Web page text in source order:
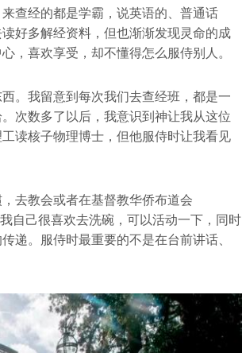
查经的都是学霸，说英语的、普通话
好多解经资料，但也渐渐发现灵命的成
，喜欢享受，却不懂得怎么服侍别人。
。我留意到每次我们去查经班，都是一
次数多了以后，我意识到神让我从这位
读核子物理博士，但他服侍时让我看见
去教会或者在基督教华侨布道会
自己很喜欢去洗碗，可以活动一下，同时
递。服侍时最重要的不是在台前讲话、